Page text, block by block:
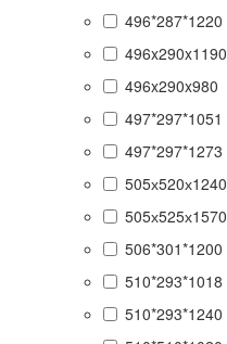
496*287*1220
496x290x1190
496x290x980
497*297*1051
497*297*1273
505х520х1240
505х525х1570
506*301*1200
510*293*1018
510*293*1240